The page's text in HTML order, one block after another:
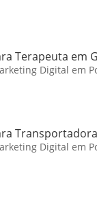
Terapeuta em
Digital em
Digital em